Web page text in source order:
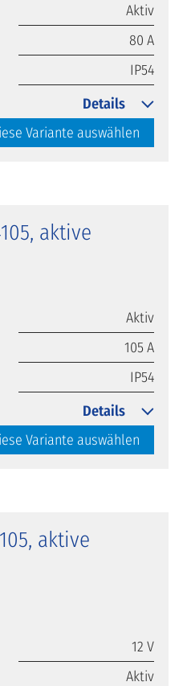
Aktiv
80 A
IP54
Variante auswählen
Details
aktive
Aktiv
105 A
IP54
Variante auswählen
Details
aktive
12 V
Aktiv